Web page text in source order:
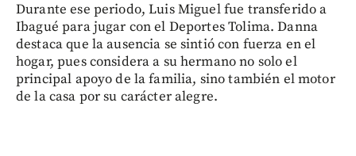
Durante ese periodo, Luis Miguel fue transferido a
Ibagué para jugar con el Deportes Tolima. Danna
destaca que la ausencia se sintió con fuerza en el
hogar, pues considera a su hermano no solo el
principal apoyo de la familia, sino también el motor
de la casa por su carácter alegre.